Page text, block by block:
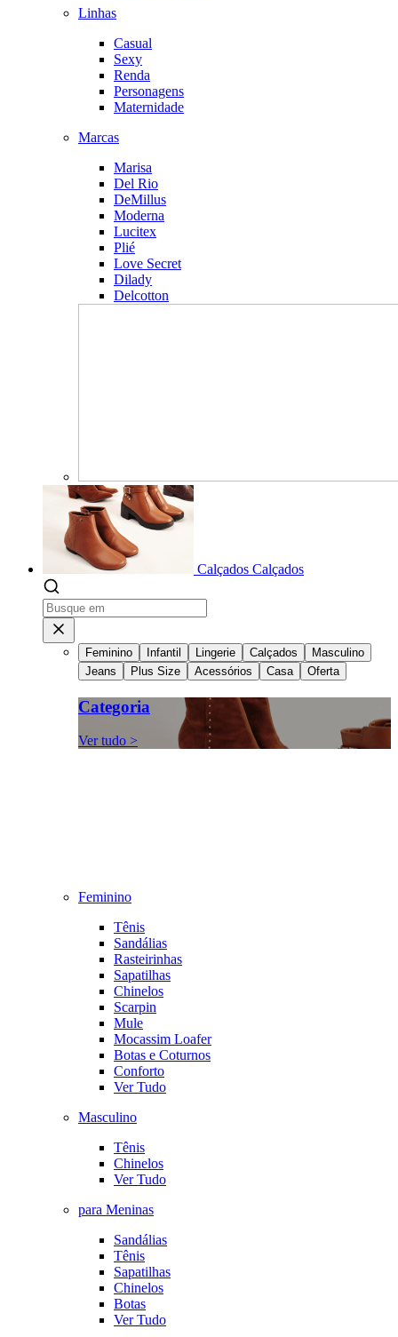
Linhas
Casual
Sexy
Renda
Personagens
Maternidade
Marcas
Marisa
Del Rio
DeMillus
Moderna
Lucitex
Plié
Love Secret
Dilady
Delcotton
Calçados Calçados
Feminino Infantil Lingerie Calçados
Masculino
Jeans
Plus Size Acessórios Casa Oferta
Categoria
Ver tudo >
Feminino
Tênis
Sandálias
Rasteirinhas
Sapatilhas
Chinelos
Scarpin
Mule
Mocassim Loafer
Botas e Coturnos
Conforto
Ver Tudo
Masculino
Tênis
Chinelos
Ver Tudo
para Meninas
Sandálias
Tênis
Sapatilhas
Chinelos
Botas
Ver Tudo